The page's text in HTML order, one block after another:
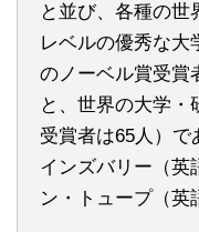
と並び、各種の
レベルの優秀な大
のノーベル賞受賞
と、世界の大学
受賞者は65人）で
インズバリー（英
ン・トュープ（英